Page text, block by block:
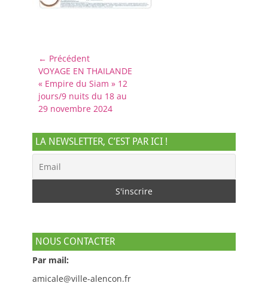
Navigation
de
l’article
← Précédent
Article
précédent :
VOYAGE EN THAILANDE
« Empire du Siam » 12
jours/9 nuits du 18 au
29 novembre 2024
LA NEWSLETTER, C’EST PAR ICI !
NOUS CONTACTER
Par mail:
amicale@ville-alencon.fr